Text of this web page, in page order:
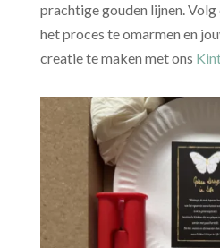
prachtige gouden lijnen.
het proces te omarmen en
creatie te maken met ons